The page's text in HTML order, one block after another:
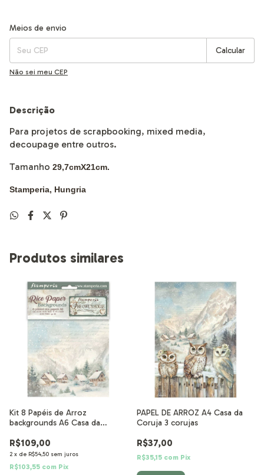
Entregas para o CEP:
Meios de envio
Calcular
Não sei meu CEP
Descrição
Para projetos de scrapbooking, mixed media,
decoupage entre outros.
Tamanho 29,7cmX21cm.
Stamperia, Hungria
Produtos similares
Kit 8 Papéis de Arroz
backgrounds A6 Casa da
R$109,00
2 x de R$54,50 sem juros
R$103,55 com Pix
PAPEL DE ARROZ A4 Casa da
Coruja 3 corujas
R$37,00
R$35,15 com Pix